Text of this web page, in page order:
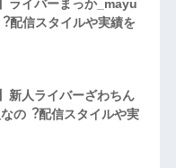
ライバーまっか_mayu
配信スタイルや実績を
新人ライバーざわちん
の︖配信スタイルや実